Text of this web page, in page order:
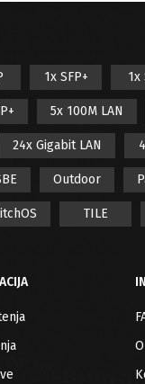
1x SFP+ 1x
5x 100M LAN
24x Gigabit LAN
Outdoor
TILE